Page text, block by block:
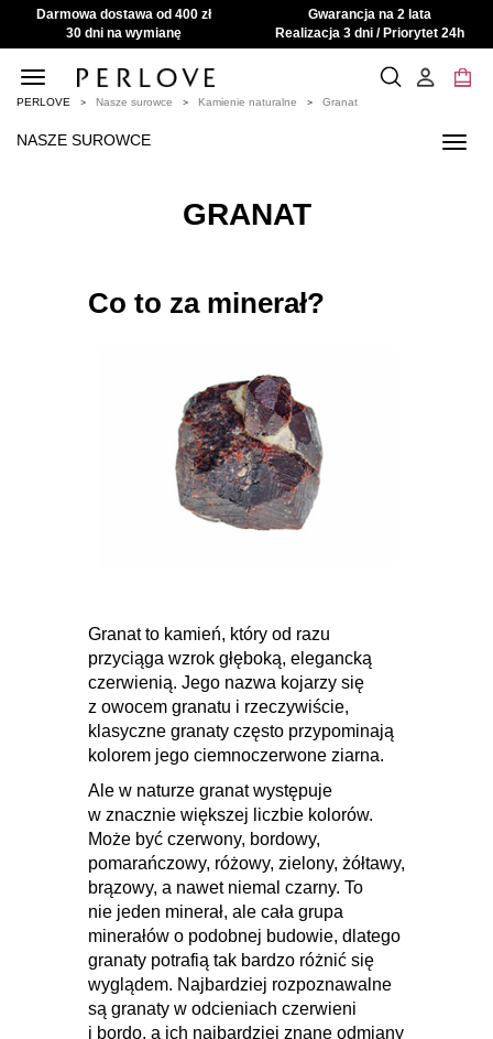
Darmowa dostawa od 400 zł
Gwarancja na 2 lata
30 dni na wymianę
Realizacja 3 dni / Priorytet 24h
Toggle
navigation
PERLOVE Nasze surowce Kamienie naturalne Granat
NASZE SUROWCE
GRANAT
Co to za minerał?
Granat to kamień, który od razu
przyciąga wzrok głęboką, elegancką
czerwienią. Jego nazwa kojarzy się
z owocem granatu i rzeczywiście,
klasyczne granaty często przypominają
kolorem jego ciemnoczerwone ziarna.
Ale w naturze granat występuje
w znacznie większej liczbie kolorów.
Może być czerwony, bordowy,
pomarańczowy, różowy, zielony, żółtawy,
brązowy, a nawet niemal czarny. To
nie jeden minerał, ale cała grupa
minerałów o podobnej budowie, dlatego
granaty potrafią tak bardzo różnić się
wyglądem. Najbardziej rozpoznawalne
są granaty w odcieniach czerwieni
i bordo, a ich najbardziej znane odmiany